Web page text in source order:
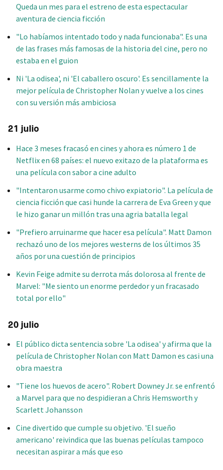
Queda un mes para el estreno de esta espectacular
aventura de ciencia ficción
"Lo habíamos intentado todo y nada funcionaba". Es una
de las frases más famosas de la historia del cine, pero no
estaba en el guion
Ni 'La odisea', ni 'El caballero oscuro'. Es sencillamente la
mejor película de Christopher Nolan y vuelve a los cines
con su versión más ambiciosa
21 julio
Hace 3 meses fracasó en cines y ahora es número 1 de
Netflix en 68 países: el nuevo exitazo de la plataforma es
una película con sabor a cine adulto
"Intentaron usarme como chivo expiatorio". La película de
ciencia ficción que casi hunde la carrera de Eva Green y que
le hizo ganar un millón tras una agria batalla legal
"Prefiero arruinarme que hacer esa película". Matt Damon
rechazó uno de los mejores westerns de los últimos 35
años por una cuestión de principios
Kevin Feige admite su derrota más dolorosa al frente de
Marvel: "Me siento un enorme perdedor y un fracasado
total por ello"
20 julio
El público dicta sentencia sobre 'La odisea' y afirma que la
película de Christopher Nolan con Matt Damon es casi una
obra maestra
"Tiene los huevos de acero". Robert Downey Jr. se enfrentó
a Marvel para que no despidieran a Chris Hemsworth y
Scarlett Johansson
Cine divertido que cumple su objetivo. 'El sueño
americano' reivindica que las buenas películas tampoco
necesitan aspirar a más que eso